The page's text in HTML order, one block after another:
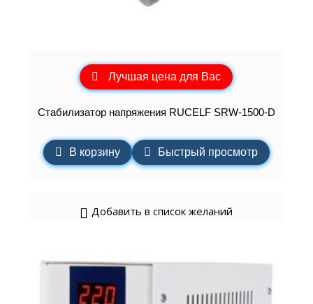
Лучшая цена для Вас
Стабилизатор напряжения RUCELF SRW-1500-D
В корзину Быстрый просмотр
Добавить в список желаний